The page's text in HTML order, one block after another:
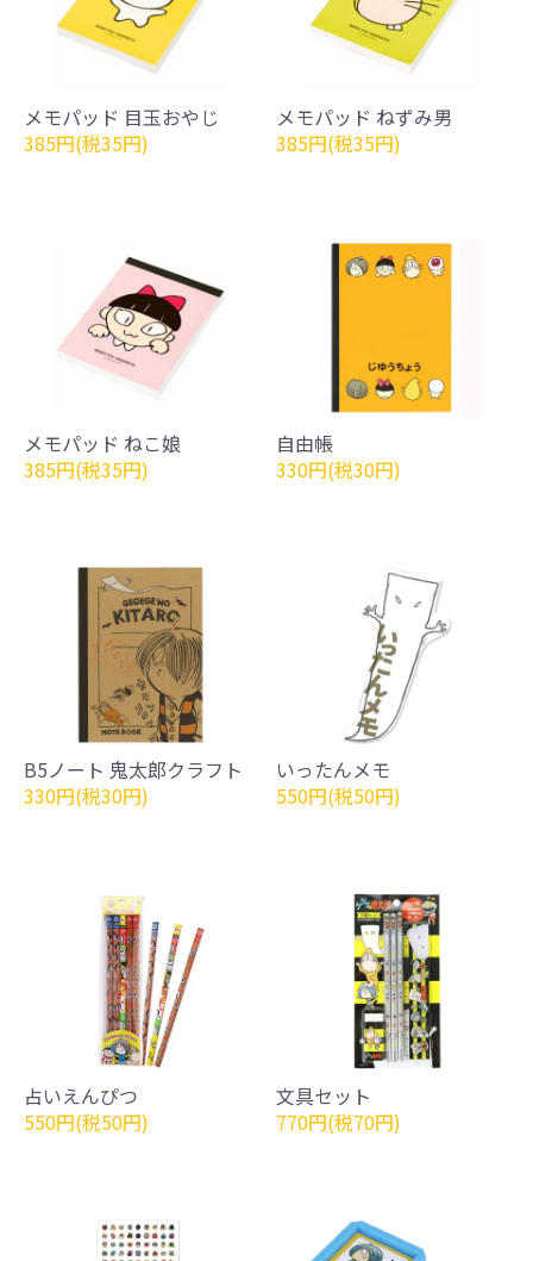
メモパッド 目玉おやじ
385円(税35円)
メモパッド ねずみ男
385円(税35円)
メモパッド ねこ娘
385円(税35円)
自由帳
330円(税30円)
B5ノート 鬼太郎クラフト
330円(税30円)
いったんメモ
550円(税50円)
占いえんぴつ
550円(税50円)
文具セット
770円(税70円)